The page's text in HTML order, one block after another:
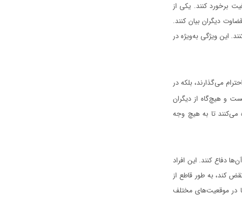
برخورد کنند. یکی از
دیگران بیان کنند.
این ویژگی به‌ویژه در
می‌گذارند، بلکه در
و هیچ‌گاه از دیگران
می‌کنند تا به هیچ وجه
دفاع کنند. این افراد
کند، به طور قاطع از
در موقعیت‌های مختلف